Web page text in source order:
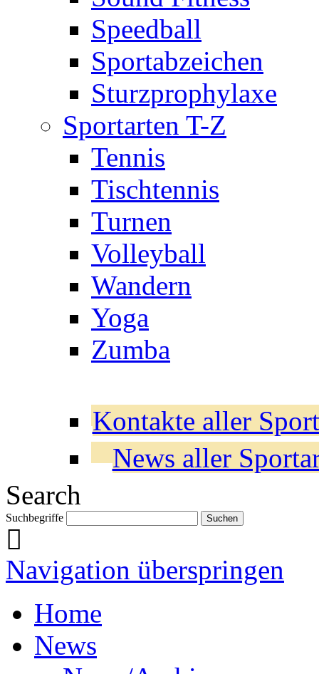
Speedball
Sportabzeichen
Sturzprophylaxe
Sportarten T-Z
Tennis
Tischtennis
Turnen
Volleyball
Wandern
Yoga
Zumba
Kontakte aller
News aller
Search
Suchbegriffe
Navigation überspringen
Home
News